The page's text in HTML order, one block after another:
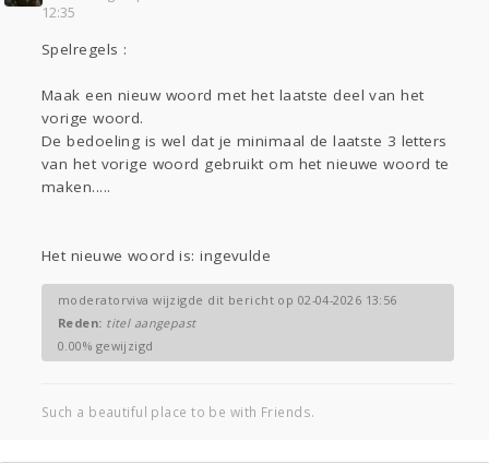
Gevraagd
Lezen
12:35
Spelregels :
Maak een nieuw woord met het laatste deel van het
vorige woord.
De bedoeling is wel dat je minimaal de laatste 3 letters
van het vorige woord gebruikt om het nieuwe woord te
maken.....
Het nieuwe woord is: ingevulde
moderatorviva wijzigde dit bericht op 02-04-2026 13:56
Reden: titel aangepast
0.00% gewijzigd
Such a beautiful place to be with Friends.